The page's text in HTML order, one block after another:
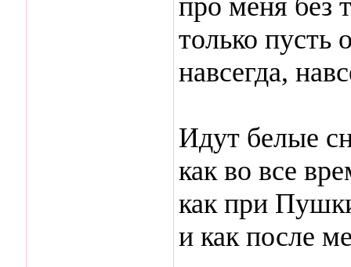
только пусть
навсегда,
Идут белые
как во все
как при
и как после